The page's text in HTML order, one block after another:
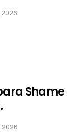
2026
Shame
2026